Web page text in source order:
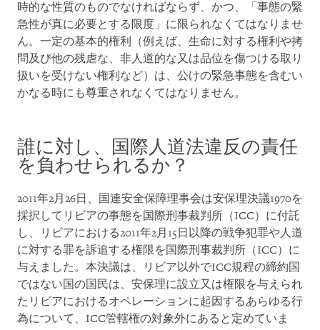
時的な性質のものでなければならず、かつ、「事態の緊
急性が真に必要とする限度」に限られなくてはなりませ
ん。一定の基本的権利（例えば、生命に対する権利や拷
問及び他の残虐な、非人道的な又は品位を傷つける取り
扱いを受けない権利など）は、公けの緊急事態を含むい
かなる時にも尊重されなくてはなりません。
誰に対し、国際人道法違反の責任
を負わせられるか？
2011年2月26日、国連安全保障理事会は安保理決議1970を
採択してリビアの事態を国際刑事裁判所（ICC）に付託
し、リビアにおける2011年2月15日以降の戦争犯罪や人道
に対する罪を訴追する権限を国際刑事裁判所（ICC）に
与えました。本決議は、リビア以外でICC規程の締約国
ではない国の国民は、安保理に設立又は権限を与えられ
たリビアにおけるオペレーションに起因するあらゆる行
為について、ICC管轄権の対象外にあると定めていま